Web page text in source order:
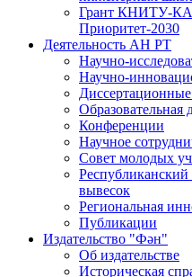
Грант КНИТУ-
Приоритет-2030
Деятельность АН РТ
Научно-
Научно-
Образовательная
Конференции
Научное
Совет молодых
Республиканский
вывесок
Региональная
Публикации
Издательство "Фән"
Об издательстве
Историческая